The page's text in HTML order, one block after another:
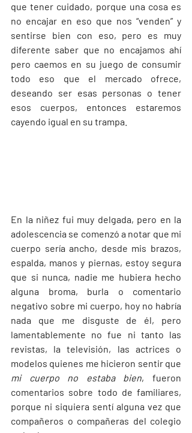
que tener cuidado, porque una cosa es
no encajar en eso que nos “venden” y
sentirse bien con eso, pero es muy
diferente saber que no encajamos ahí
pero caemos en su juego de consumir
todo eso que el mercado ofrece,
deseando ser esas personas o tener
esos cuerpos, entonces estaremos
cayendo igual en su trampa.
En la niñez fui muy delgada, pero en la
adolescencia se comenzó a notar que mi
cuerpo sería ancho, desde mis brazos,
espalda, manos y piernas, estoy segura
que si nunca, nadie me hubiera hecho
alguna broma, burla o comentario
negativo sobre mi cuerpo, hoy no habría
nada que me disguste de él, pero
lamentablemente no fue ni tanto las
revistas, la televisión, las actrices o
mi cuerpo no estaba bien, fueron
comentarios sobre todo de familiares,
porque ni siquiera sentí alguna vez que
compañeros o compañeras del colegio